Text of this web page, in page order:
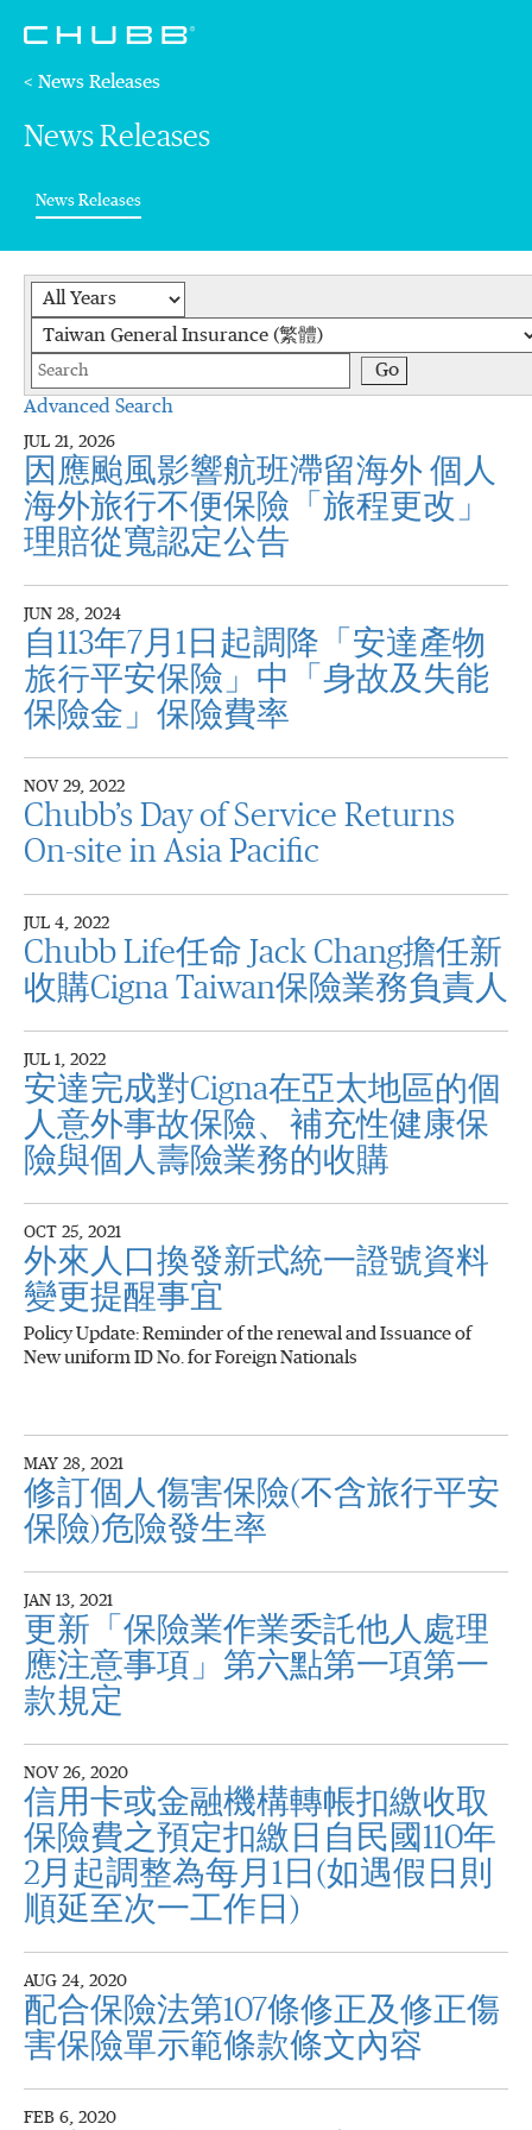
< News Releases
News Releases
News Releases(current)
Year
Keywords
Go
Advanced Search
JUL 21, 2026
因應颱風影響航班滯留海外 個人
海外旅行不便保險「旅程更改」
理賠從寬認定公告
JUN 28, 2024
自113年7月1日起調降「安達產物
旅行平安保險」中「身故及失能
保險金」保險費率
NOV 29, 2022
Chubb’s Day of Service Returns
On-site in Asia Pacific
JUL 4, 2022
Chubb Life任命 Jack Chang擔任新
收購Cigna Taiwan保險業務負責人
JUL 1, 2022
安達完成對Cigna在亞太地區的個
人意外事故保險、補充性健康保
險與個人壽險業務的收購
OCT 25, 2021
外來人口換發新式統一證號資料
變更提醒事宜
Policy Update: Reminder of the renewal and Issuance of
New uniform ID No. for Foreign Nationals
MAY 28, 2021
修訂個人傷害保險(不含旅行平安
保險)危險發生率
JAN 13, 2021
更新「保險業作業委託他人處理
應注意事項」第六點第一項第一
款規定
NOV 26, 2020
信用卡或金融機構轉帳扣繳收取
保險費之預定扣繳日自民國110年
2月起調整為每月1日(如遇假日則
順延至次一工作日)
AUG 24, 2020
配合保險法第107條修正及修正傷
害保險單示範條款條文內容
FEB 6, 2020